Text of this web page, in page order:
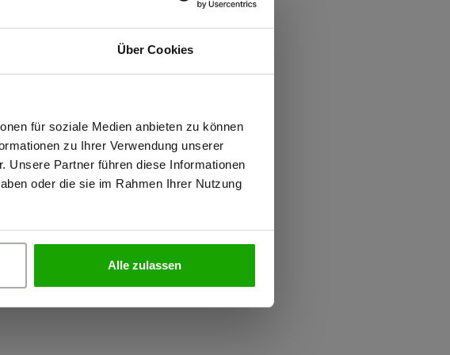
Über Cookies
für soziale Medien anbieten zu können
zu Ihrer Verwendung unserer
Unsere Partner führen diese Informationen
oder die sie im Rahmen Ihrer Nutzung
Alle zulassen
Gekämmte Innen- und Außenseite
Kein Einsatz von PFAS
netto ausgewiesen.
PRIVATPERSON